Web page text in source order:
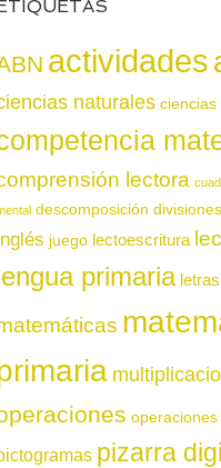
actividades
naturales ciencias
lectora
descomposición divisiones
juego lectoescritura
primaria letras
pizarra